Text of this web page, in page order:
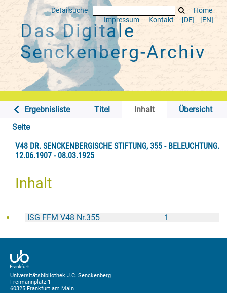
Detailsuche
Home
Impressum
Kontakt [DE] [EN]
Das Digitale
Senckenberg-Archiv
Ergebnisliste Titel Inhalt
Übersicht
Seite
V48 DR. SENCKENBERGISCHE STIFTUNG, 355 - BELEUCHTUNG.
12.06.1907 - 08.03.1925
Inhalt
1
ISG FFM V48 Nr.355
Universitätsbibliothek J.C. Senckenberg
Freimannplatz 1
60325 Frankfurt am Main